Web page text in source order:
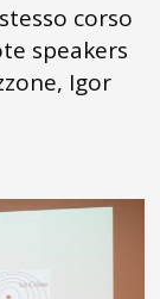
corso
speakers
Igor